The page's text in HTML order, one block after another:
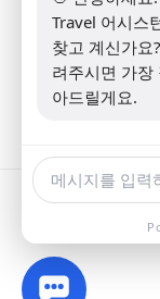
이
Travel 어시스
찾고 계신가요
려주시면 가장
아드릴게요.